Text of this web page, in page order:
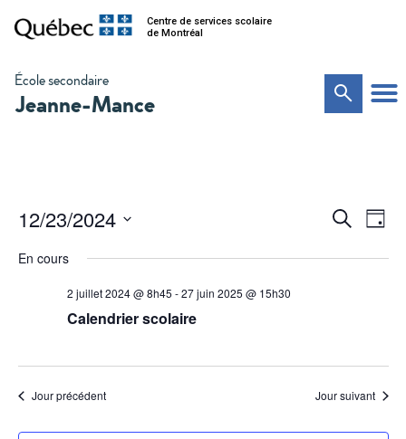
Centre de services scolaire
de Montréal
École secondaire
Jeanne-Mance
et
Recherche
de
Jour
12/23/2024
une
En cours
2 juillet 2024 @ 8h45 -27 juin 2025 @ 15h30
Calendrier scolaire
Jour précédent Jour suivant